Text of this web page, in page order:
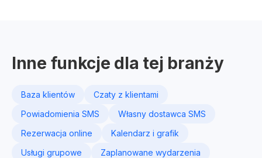
Inne funkcje dla tej branży
Baza klientów
Czaty z klientami
Powiadomienia SMS
Własny dostawca SMS
Rezerwacja online
Kalendarz i grafik
Usługi grupowe
Zaplanowane wydarzenia